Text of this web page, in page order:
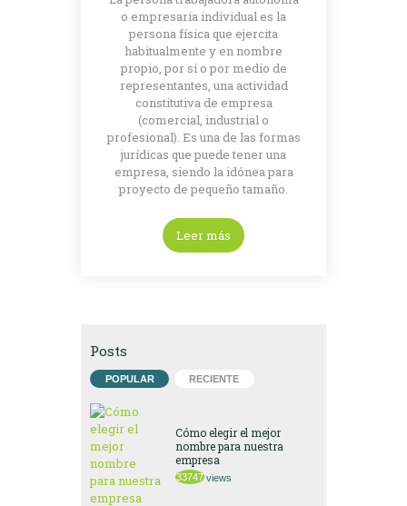
o empresaria individual es la
persona física que ejercita
habitualmente y en nombre
propio, por sí o por medio de
representantes, una actividad
constitutiva de empresa
(comercial, industrial o
profesional). Es una de las formas
jurídicas que puede tener una
empresa, siendo la idónea para
proyecto de pequeño tamaño.
Leer más
Posts
POPULAR RECIENTE
Cómo elegir el mejor
nombre para nuestra
empresa
33747 views